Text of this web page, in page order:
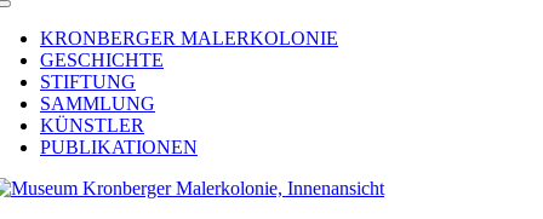
Toggle
NavigationKRONBERGER MALERKOLONIE
GESCHICHTE
STIFTUNG
SAMMLUNG
KÜNSTLER
PUBLIKATIONEN